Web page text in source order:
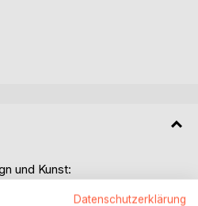
und Kunst:
Datenschutzerklärung